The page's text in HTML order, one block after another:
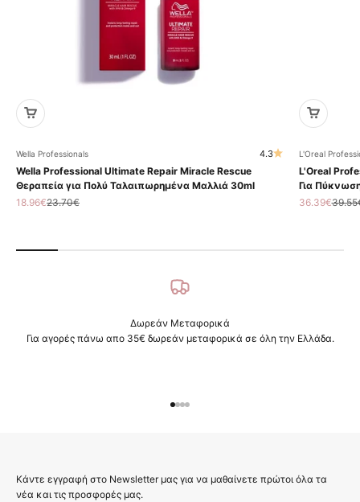
Wella Professionals 4.3
Wella Professional Ultimate Repair Miracle Rescue
Θεραπεία για Πολύ Ταλαιπωρημένα Μαλλιά 30ml
Τιμή πώλησης
18.96€Κανονική τιμή
23.70€
L'Oreal
L'Oreal
Για
Τιμή
36.39€
Δωρεάν Μεταφορικά
Για αγορές πάνω απο 35€ δωρεάν μεταφορικά σε όλη την Ελλάδα.
Κάντε εγγραφή στο Newsletter μας για να μαθαίνετε πρώτοι όλα τα
νέα και τις προσφορές μας.